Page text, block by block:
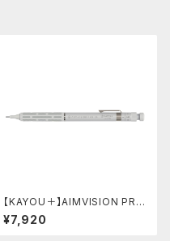
【KAYOU＋】AIMVISION PR
O/エイムビジョンプロ (スノー
ホワイト)
¥7,920